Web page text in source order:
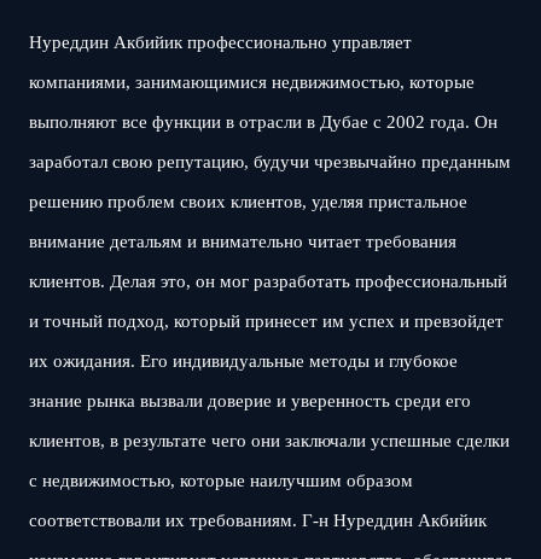
Нуреддин Акбийик профессионально управляет
компаниями, занимающимися недвижимостью, которые
выполняют все функции в отрасли в Дубае с 2002 года. Он
заработал свою репутацию, будучи чрезвычайно преданным
решению проблем своих клиентов, уделяя пристальное
внимание детальям и внимательно читает требования
клиентов. Делая это, он мог разработать профессиональный
и точный подход, который принесет им успех и превзойдет
их ожидания. Его индивидуальные методы и глубокое
знание рынка вызвали доверие и уверенность среди его
клиентов, в результате чего они заключали успешные сделки
с недвижимостью, которые наилучшим образом
соответствовали их требованиям. Г-н Нуреддин Акбийик